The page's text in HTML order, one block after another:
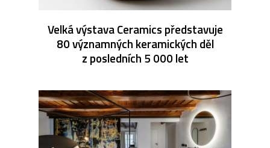
Velká výstava Ceramics představuje
80 významných keramických děl
z posledních 5 000 let